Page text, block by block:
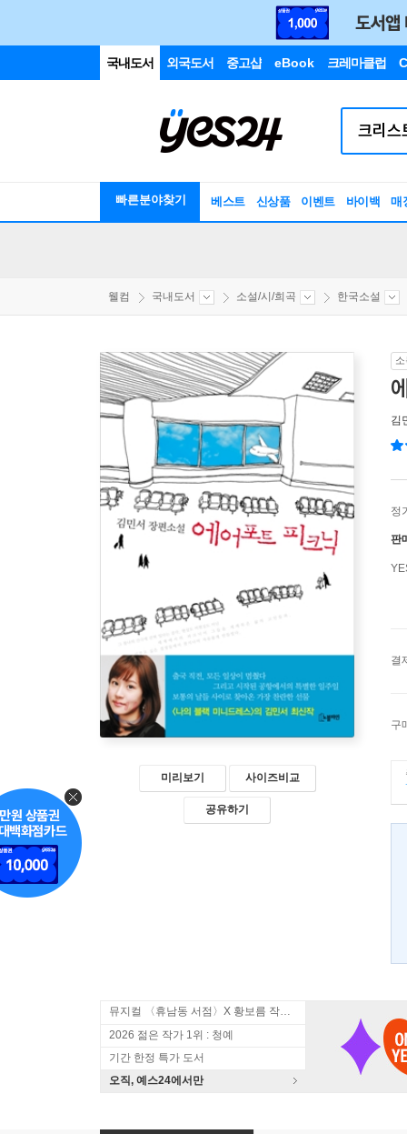
국내도서 외국도서 중고샵 eBook 크레마클럽
빠른분야찾기 베스트 신상품 이벤트 바이백 매
웰컴 국내도서 소설/시/희곡 한국소설
미리보기 사이즈비교
공유하기
김
정
판
결
구
뮤지컬 〈휴남동 서점〉X 황보름 작가 북토크
2026 젊은 작가 1위 : 청예
기간 한정 특가 도서
오직, 예스24에서만